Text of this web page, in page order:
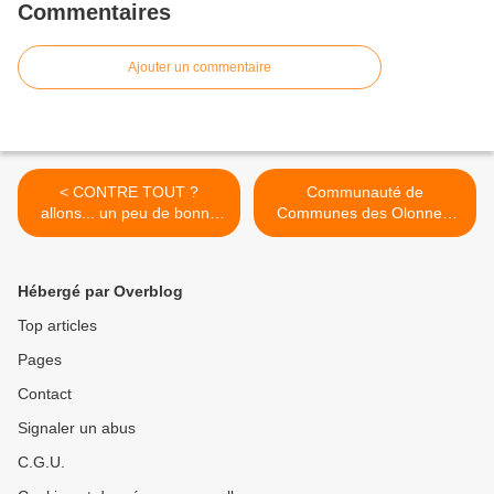
Commentaires
Ajouter un commentaire
< CONTRE TOUT ?
allons... un peu de bonne
foi et plus de sang froid
Communauté de
Communes des Olonnes,
conseil communautaire du
Hébergé par Overblog
Top articles
Pages
Contact
Signaler un abus
C.G.U.